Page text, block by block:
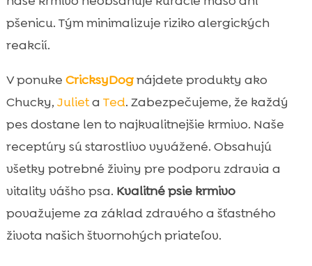
pšenicu. Tým minimalizuje riziko alergických
reakcií.
V ponuke CricksyDognájdete produkty ako
Chucky, Julieta Ted. Zabezpečujeme, že každý
pes dostane len to najkvalitnejšie krmivo. Naše
receptúry sú starostlivo vyvážené. Obsahujú
všetky potrebné živiny pre podporu zdravia a
vitality vášho psa. Kvalitné psie krmivo
považujeme za základ zdravého a šťastného
života našich štvornohých priateľov.